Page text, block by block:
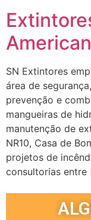
SN Extintores
área de
prevenção e
mangueiras de
manutenção de
NR10, Casa de
projetos de
consultorias